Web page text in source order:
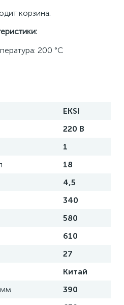
корзина.
200 °С
EKSI
220 В
1
18
4,5
340
580
610
27
Китай
390